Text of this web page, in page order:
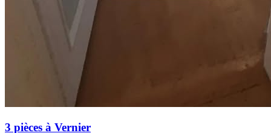
3 pièces à Vernier